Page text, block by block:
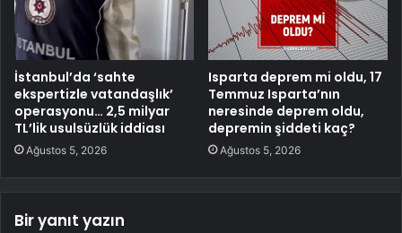
İstanbul’da ‘sahte
ekspertizle vatandaşlık’
operasyonu… 2,5 milyar
TL’lik usulsüzlük iddiası
Ağustos 5, 2026
Isparta deprem mi oldu, 17
Temmuz Isparta’nın
neresinde deprem oldu,
depremin şiddeti kaç?
Ağustos 5, 2026
Bir yanıt yazın